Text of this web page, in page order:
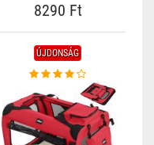
8290 Ft
ÚJDONSÁG